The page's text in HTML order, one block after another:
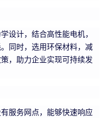
设计，结合高性能电机，
同时，选用环保材料，减
，助力企业实现可持续发
服务网点，能够快速响应